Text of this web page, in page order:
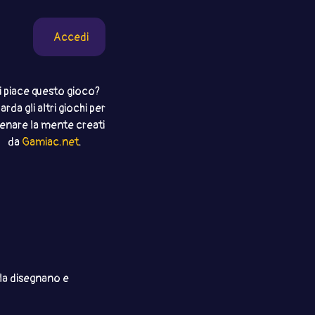
Accedi
piace questo gioco?
gli altri giochi per
la mente creati
da Gamiac.net.
disegnano e